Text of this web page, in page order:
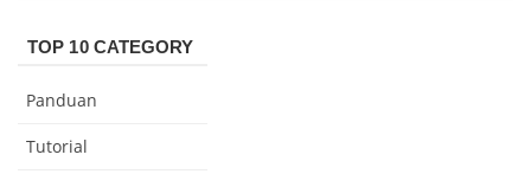
TOP 10 CATEGORY
Panduan
Tutorial